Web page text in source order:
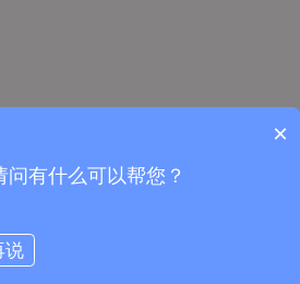
×
有什么可以帮您？
说